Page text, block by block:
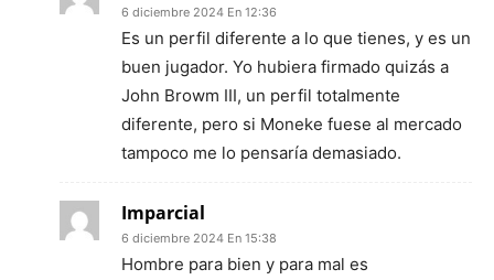
6 diciembre 2024 En 12:36
Es un perfil diferente a lo que tienes, y es un
buen jugador. Yo hubiera firmado quizás a
John Browm III, un perfil totalmente
diferente, pero si Moneke fuese al mercado
tampoco me lo pensaría demasiado.
Imparcial
6 diciembre 2024 En 15:38
Hombre para bien y para mal es